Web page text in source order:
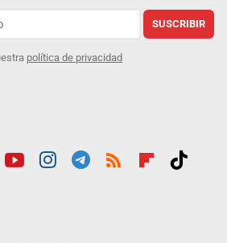
SUSCRIBIR
política de privacidad